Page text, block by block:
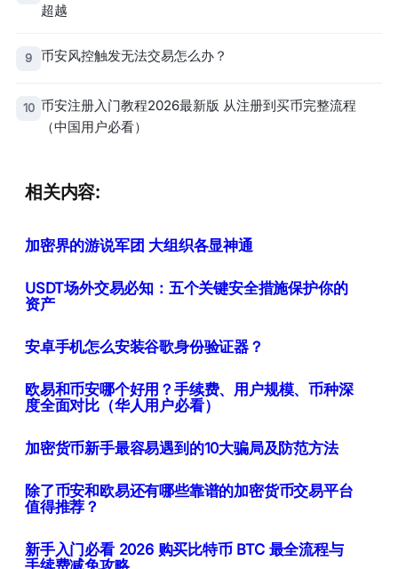
超越
9 币安风控触发无法交易怎么办？
10 币安注册入门教程2026最新版 从注册到买币完整流程
（中国用户必看）
相关内容:
加密界的游说军团 大组织各显神通
USDT场外交易必知：五个关键安全措施保护你的
资产
安卓手机怎么安装谷歌身份验证器？
欧易和币安哪个好用？手续费、用户规模、币种深
度全面对比（华人用户必看）
加密货币新手最容易遇到的10大骗局及防范方法
除了币安和欧易还有哪些靠谱的加密货币交易平台
值得推荐？
新手入门必看 2026 购买比特币 BTC 最全流程与